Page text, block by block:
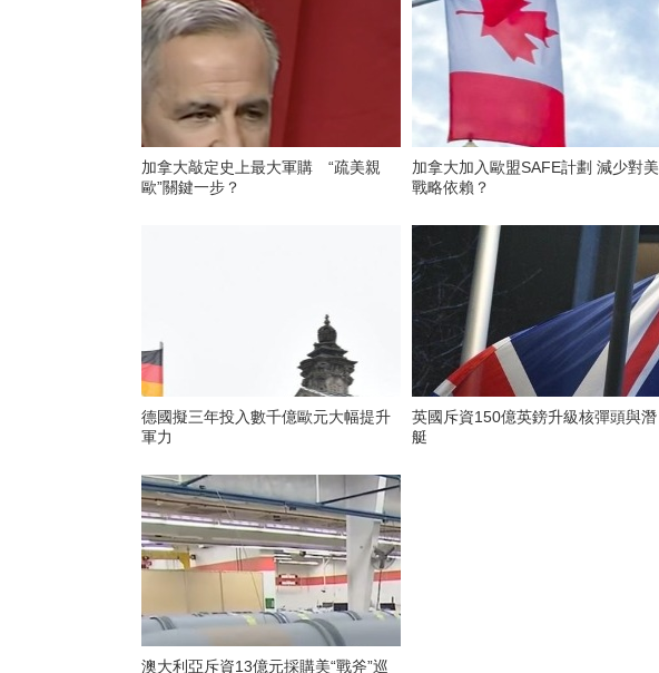
加拿大敲定史上最大軍購 “疏美親
歐”關鍵一步？
加拿大加入歐盟SAFE計劃 減少對美
戰略依賴？
德國擬三年投入數千億歐元大幅提升
軍力
英國斥資150億英鎊升級核彈頭與潛
艇
澳大利亞斥資13億元採購美“戰斧”巡